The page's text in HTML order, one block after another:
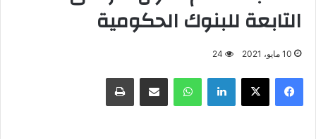
التابعة للبنوك الحكومية
10 مايو، 2021 24
فيسبوك X لينكدإن واتساب مشاركة عبر البريد طباعة